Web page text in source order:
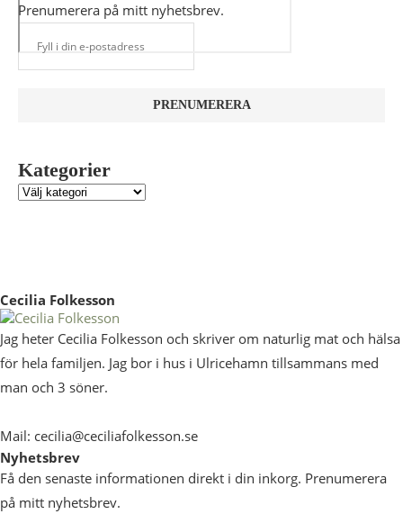
Prenumerera på mitt nyhetsbrev.
Kategorier
Cecilia Folkesson
Jag heter Cecilia Folkesson och skriver om naturlig mat och hälsa
för hela familjen. Jag bor i hus i Ulricehamn tillsammans med
man och 3 söner.
Mail: cecilia@ceciliafolkesson.se
Nyhetsbrev
Få den senaste informationen direkt i din inkorg. Prenumerera
på mitt nyhetsbrev.